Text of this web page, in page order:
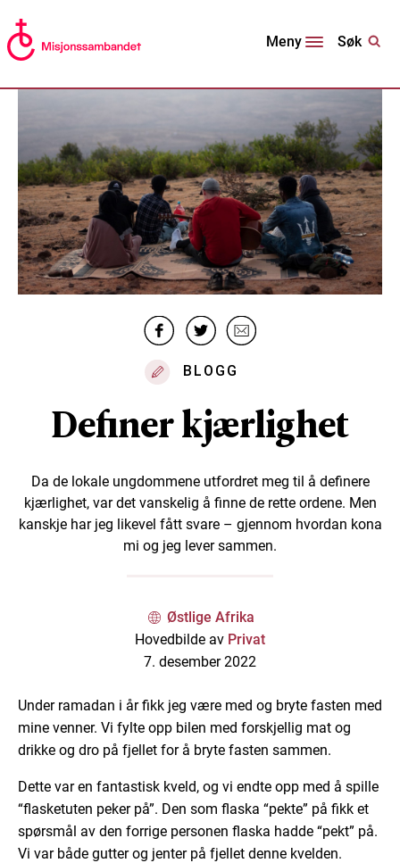
Meny Søk
BLOGG
Definer kjærlighet
Da de lokale ungdommene utfordret meg til å definere
kjærlighet, var det vanskelig å finne de rette ordene. Men
kanskje har jeg likevel fått svare – gjennom hvordan kona
mi og jeg lever sammen.
Østlige Afrika
Hovedbilde av Privat
7. desember 2022
Under ramadan i år fikk jeg være med og bryte fasten med
mine venner. Vi fylte opp bilen med forskjellig mat og
drikke og dro på fjellet for å bryte fasten sammen.
Dette var en fantastisk kveld, og vi endte opp med å spille
“flasketuten peker på”. Den som flaska “pekte” på fikk et
spørsmål av den forrige personen flaska hadde “pekt” på.
Vi var både gutter og jenter på fjellet denne kvelden.